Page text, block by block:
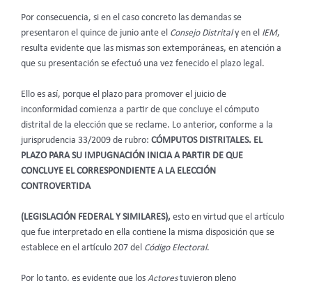
Por consecuencia, si en el caso concreto las demandas se
presentaron el quince de junio ante el Consejo Distritaly en el IEM,
resulta evidente que las mismas son extemporáneas, en atención a
que su presentación se efectuó una vez fenecido el plazo legal.
Ello es así, porque el plazo para promover el juicio de
inconformidad comienza a partir de que concluye el cómputo
distrital de la elección que se reclame. Lo anterior, conforme a la
jurisprudencia 33/2009 de rubro: CÓMPUTOS DISTRITALES. EL
PLAZO PARA SU IMPUGNACIÓN INICIA A PARTIR DE QUE
CONCLUYE EL CORRESPONDIENTE A LA ELECCIÓN
CONTROVERTIDA
(LEGISLACIÓN FEDERAL Y SIMILARES), esto en virtud que el artículo
que fue interpretado en ella contiene la misma disposición que se
establece en el artículo 207 del Código Electoral.
Por lo tanto, es evidente que los Actorestuvieron pleno